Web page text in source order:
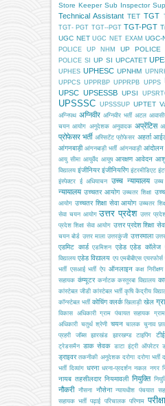
Store Keeper Sub Inspector
Technical Assistant TET TGT
TGT- PGT TGT--PGT TGT-PGT
UGC NET UGC NET EXAM UGC-
POLICE
UP NHM UP POLICE
POLICE SI
UP SI UPCATET
UPHES UPHESC UPNHM
UPPCS UPPRBP UPPRPB UPPS
UPSC UPSESSB UPSI
UPSSSC UPSSSUP UPTET
अग्निपथ अग्निवीर अग्निवीर भर्ती अटल
चयन आयोग अनुदेशक अनुवादक अप्रेंटिस
प्रोफेसर भर्ती अस्सिटेंट प्रोफेसर अहर्ता
आंगनबाड़ी आंगनबाड़ी भर्ती आंगनवाड़ी आंदोलन
आयु सीमा आयुर्वेद आयुष आरक्षण आवेदन
विद्यालय इंजीनियर इंजीनियरिंग इंटरमीडिएट
इंस्पेक्टर ई अधियाचन उच्च न्यायालय उच्च
न्यायालय उच्चतर आयोग उच्चतर शिक्षा
आयोग उच्चतर शिक्षा सेवा आयोग उच्चतर
सेवा चयन आयोग उत्तर प्रदेश उत्तर
प्रदेश शिक्षा सेवा आयोग उत्तर प्रदेश शिक्षा
चयन बोर्ड उत्तर माला उत्तरकुंजी उत्तरमाला
एडमिट कार्ड एडमिशन एडेड एडेड कॉलेज
विद्यालय एडेड विद्यालय एप एमबीबीएस एयरफोर्स
भर्ती एसआई भर्ती ऐप ऑनलाइन कक्ष निरीक्षण
सहायक कंप्यूटर कर्नाटक कस्तूरबा विद्यालय
कांस्टेबल जीडी कांस्टेबल भर्ती कृषि केंद्रीय
कॉन्स्टेबल भर्ती कोचिंग क्लर्क खिलाड़ी खेल
विकास अधिकारी ग्राम पंचायत सहायक
अधिकारी चतुर्थ श्रेणी चयन चालक चुनाव
प्रहरी
जॉब्स झारखंड झारखण्ड टाइपिंग
ट्रेडसमैन डाक सेवक डाटा इंट्री ऑपरेटर
ड्राइवर तकनीकी अनुदेशक दरोगा दरोगा भर्ती
भर्ती दिव्यांग धरना धरना-प्रदर्शन नकल नगर
नायब तहसीलदार नियमावली नियुक्ति
नौकरी नौसना नौसेना न्यायधीश पंचयात
सहायक भर्ती पढ़ाई परिचालक परिणाम परीक्षा